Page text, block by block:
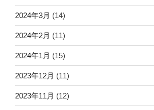
2024年3月 (14)
2024年2月 (11)
2024年1月 (15)
2023年12月 (11)
2023年11月 (12)